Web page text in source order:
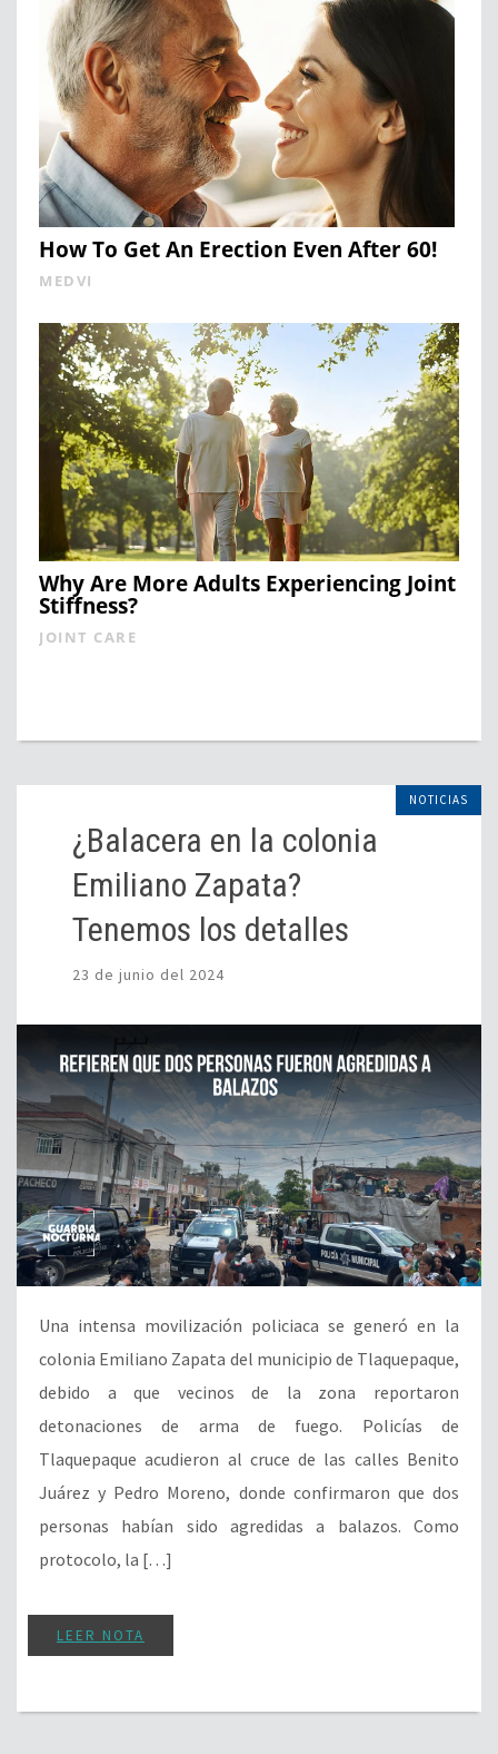
How To Get An Erection Even After 60!
MEDVI
Why Are More Adults Experiencing Joint
Stiffness?
JOINT CARE
NOTICIAS
¿Balacera en la colonia
Emiliano Zapata?
Tenemos los detalles
23 de junio del 2024
Una intensa movilización policiaca se generó en la
colonia Emiliano Zapata del municipio de Tlaquepaque,
debido a que vecinos de la zona reportaron
detonaciones de arma de fuego. Policías de
Tlaquepaque acudieron al cruce de las calles Benito
Juárez y Pedro Moreno, donde confirmaron que dos
personas habían sido agredidas a balazos. Como
protocolo, la […]
LEER NOTA